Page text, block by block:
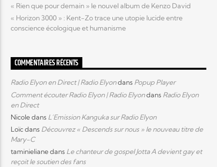
« Rien que pour demain » le nouvel album de Kenzo David
« Horizon 3000 » : Kent-Zo trace une utopie lucide entre
conscience écologique et humanisme
COMMENTAIRES RÉCENTS
Radio Elyon en Direct | Radio Elyondans Popup Player
Comment écouter Radio Elyon | Radio Elyondans Radio Elyon
en Direct
Nicoledans L’Emission Kanguka sur Radio Elyon
Loïcdans Découvrez « Descends sur nous » le nouveau titre de
Mary-C
taminielianedans Le chanteur de gospel Jotta A devient gay et
reçoit le soutien des fans